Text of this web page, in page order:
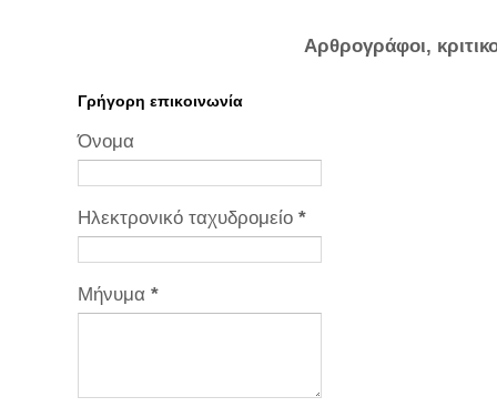
Αρθρογράφοι,
Γρήγορη επικοινωνία
Όνομα
Ηλεκτρονικό ταχυδρομείο *
Μήνυμα *